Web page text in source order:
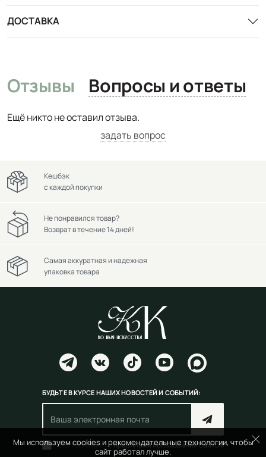
ДОСТАВКА
Отзывы Вопросы и ответы
Ещё никто не оставил отзыва.
задать вопрос
Мы используем cookies и рекомендательные технологии, чтобы
сайт работал лучше.
Кешбэк
с каждой покупки
Не понравился товар?
Возврат в течение 14 дней!
Самая аккуратная и надежная
упаковка товара
БУДЬТЕ В КУРСЕ НАШИХ НОВОСТЕЙ И СОБЫТИЙ:
Согласен(на) справилами пользования сайтом